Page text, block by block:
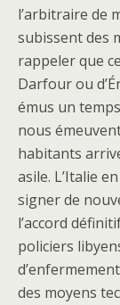
l’arbitraire de
subissent des
rappeler que
Darfour ou
émus un
nous
habitants
asile. L’Italie
signer de
l’accord
policiers
des moyens